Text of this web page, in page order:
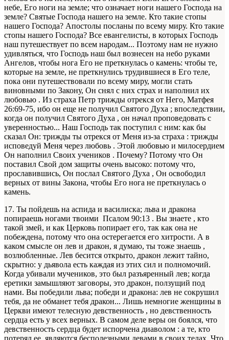
небе, Его ноги на земле; что означает ноги нашего Господа на
земле? Святые Господа нашего на земле. Кто такие стопы
нашего Господа? Апостолы посланы по всему миру. Кто такие
стопы нашего Господа? Все евангелисты, в которых Господь
наш путешествует по всем народам... Поэтому нам не нужно
удивляться, что Господь наш был вознесен на небо руками
Ангелов, чтобы нога Его не преткнулась о камень: чтобы те,
которые на земле, не преткнулись трудившиеся в Его теле,
пока они путешествовали по всему миру, могли стать
виновными по Закону, Он снял с них страх и наполнил их
любовью . Из страха Петр трижды отрекся от Него, Матфея
26:69-75, ибо он еще не получил Святого Духа ; впоследствии,
когда он получил Святого Духа , он начал проповедовать с
уверенностью... Наш Господь так поступил с ним: как бы
сказал Он: трижды ты отрекся от Меня из-за страха : трижды
исповедуй Меня через любовь . Этой любовью и милосердием
Он наполнил Своих учеников . Почему? Потому что Он
поставил Свой дом защиты очень высоко: потому что,
прославившись, Он послал Святого Духа , Он освободил
верных от вины Закона, чтобы Его нога не преткнулась о
камень.
17. Ты пойдешь на аспида и василиска; льва и дракона
попираешь ногами твоими Псалом 90:13 . Вы знаете , кто
такой змей, и как Церковь попирает его, так как она не
побеждена, потому что она остерегается его хитрости. А в
каком смысле он лев и дракон, я думаю, ты тоже знаешь ,
возлюбленные. Лев бесится открыто, дракон лежит тайно,
скрытно: у дьявола есть каждая из этих сил и полномочий.
Когда убивали мучеников, это был разъяренный лев; когда
еретики замышляют заговоры, это дракон, ползущий под
нами. Вы победили льва; победи и дракона: лев не сокрушил
тебя, да не обманет тебя дракон... Лишь немногие женщины в
Церкви имеют телесную девственность , но девственность
сердца есть у всех верных. В самом деле веры он боялся, что
девственность сердца будет испорчена диаволом : а те, кто